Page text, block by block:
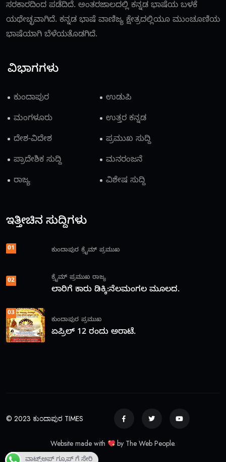
ಸರಕಾರದಿಂದ ಪಡೆದಿದೆ. ಅಂತರಜಾಲದಲ್ಲಿ ಕನ್ನಡ ಭಾಷೆಯ ಬಳಕೆ
ಯಥೇಚ್ಛವಾಗಿದೆ. ಕನ್ನಡ ಭಾಷೆ ವಾಣಿಜ್ಯ ಕ್ಷೇತ್ರದಲ್ಲಿಯೂ ಮುಂಚೂಣಿಯ
ಭಾಷೆಯಾಗಿ ಬೆಳೆಯತೊಡಗಿದೆ.
ವಿಭಾಗಗಳು
ಕುಂದಾಪುರ
ಉಡುಪಿ
ಮಂಗಳೂರು
ಉತ್ತರ ಕನ್ನಡ
ದೇಶ-ವಿದೇಶ
ಪ್ರಮುಖ ಸುದ್ದಿ
ಪ್ರಾದೇಶಿಕ ಸುದ್ದಿ
ಮನರಂಜನೆ
ರಾಜ್ಯ
ವಿಶೇಷ ಸುದ್ದಿ
ಇತ್ತೀಚಿನ ಸುದ್ದಿಗಳು
01 ಕುಂದಾಪುರ ಕ್ರೈಮ್ ಪ್ರಮುಖ
02 ಕ್ರೈಮ್ ಪ್ರಮುಖ ರಾಜ್ಯ
ಲಾರಿಗೆ ಕಾರು ಡಿಕ್ಕಿ:ನೆಲಮಂಗಲ ಮೂಲದ.
03
ಕುಂದಾಪುರ ಪ್ರಮುಖ
ಏಪ್ರಿಲ್ 12 ರಂದು ಅರಾಟೆ.
© 2023 ಕುಂದಾಪುರ TIMES
Website made with by The Web People.
ವಾಟ್ಸ್ಅಪ್ ಗ್ರೂಪ್ ಗೆ ಸೇರಿ